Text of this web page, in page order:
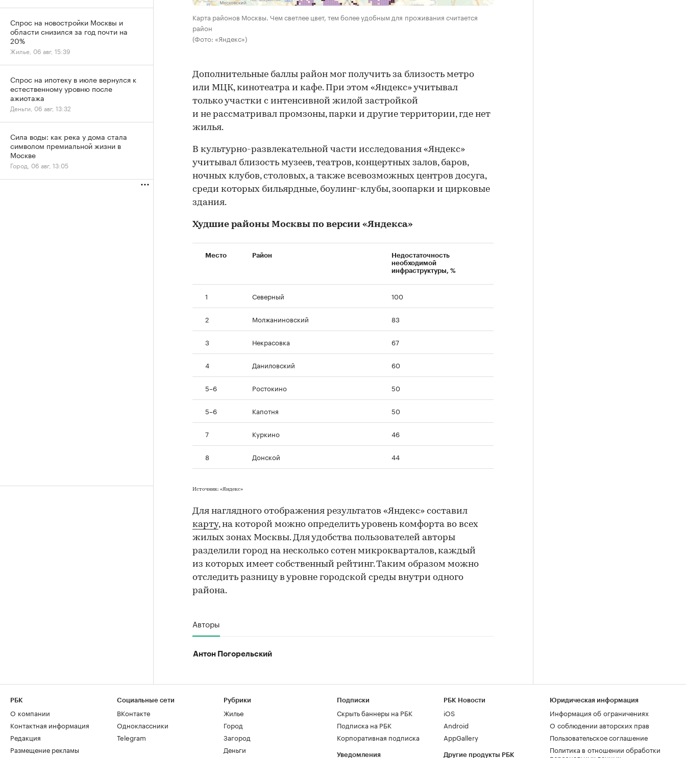
Карта районов Москвы. Чем светлее цвет, тем более удобным для проживания считается
район
(Фото: «Яндекс»)
Дополнительные баллы район мог получить за близость метро
или МЦК, кинотеатра и кафе. При этом «Яндекс» учитывал
только участки с интенсивной жилой застройкой
и не рассматривал промзоны, парки и другие территории, где нет
жилья.
В культурно-развлекательной части исследования «Яндекс»
учитывал близость музеев, театров, концертных залов, баров,
ночных клубов, столовых, а также всевозможных центров досуга,
среди которых бильярдные, боулинг-клубы, зоопарки и цирковые
здания.
Худшие районы Москвы по версии «Яндекса»
Место Район
Недостаточность
необходимой
инфраструктуры, %
1 Северный 100
2 Молжаниновский 83
3 Некрасовка 67
4 Даниловский 60
5–6 Ростокино 50
5–6 Капотня 50
7 Куркино 46
8 Донской 44
Источник: «Яндекс»
Для наглядного отображения результатов «Яндекс» составил
карту, на которой можно определить уровень комфорта во всех
жилых зонах Москвы. Для удобства пользователей авторы
разделили город на несколько сотен микрокварталов, каждый
из которых имеет собственный рейтинг. Таким образом можно
отследить разницу в уровне городской среды внутри одного
района.
Авторы
Антон Погорельский
Спрос на новостройки Москвы и
области снизился за год почти на
20%
Жилье, 06 авг, 15:39
Спрос на ипотеку в июле вернулся к
естественному уровню после
ажиотажа
Деньги, 06 авг, 13:32
Сила воды: как река у дома стала
символом премиальной жизни в
Москве
Город, 06 авг, 13:05
РБК
О компании
Контактная информация
Редакция
Размещение рекламы
Социальные сети
ВКонтакте
Одноклассники
Telegram
Рубрики
Жилье
Город
Загород
Деньги
Подписки
Скрыть баннеры на РБК
Подписка на РБК
Корпоративная подписка
Уведомления
РБК Новости
iOS
Android
AppGallery
Другие продукты РБК
Юридическая информация
Информация об ограничениях
О соблюдении авторских прав
Пользовательское соглашение
Политика в отношении обработки